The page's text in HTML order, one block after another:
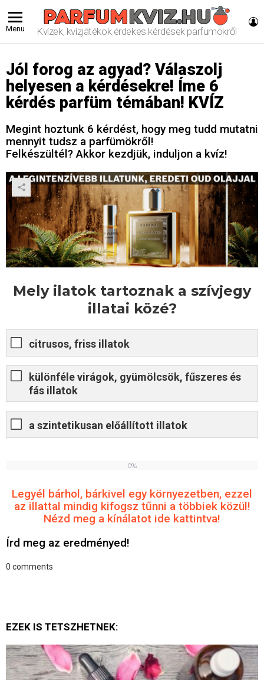
Menu Kvízek, kvízjátékok érdekes kérdések parfümökről
Jól forog az agyad? Válaszolj
helyesen a kérdésekre! Íme 6
kérdés parfüm témában! KVÍZ
Megint hoztunk 6 kérdést, hogy meg tudd mutatni
mennyit tudsz a parfümökről!
Felkészültél? Akkor kezdjük, induljon a kvíz!
Mely ilatok tartoznak a szívjegy
illatai közé?
citrusos, friss illatok
különféle virágok, gyümölcsök, fűszeres és
fás illatok
a szintetikusan előállított illatok
0%
Legyél bárhol, bárkivel egy környezetben, ezzel
az illattal mindig kifogsz tűnni a többiek közül!
Nézd meg a kínálatot ide kattintva!
Írd meg az eredményed!
0 comments
EZEK IS TETSZHETNEK: